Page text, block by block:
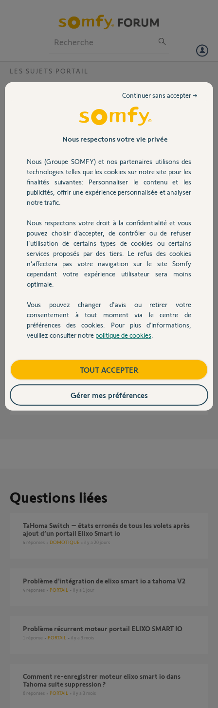
Volet
Sécurité
Domotique
Chauffage
Autres produits
Devis avec un pro
Contact
LES SUJETS PORTAIL
Réouverture intempestive portail élixo
Depuis notre retour de vacances notre portail se réouvre en fin de
fermeture à chaque fois que nous le commandons par TaHoma ou
soucis.
Pourrais je avoir de l’aide ?
Merci,
il y a presque 2 ans
Participer au fil de discussion
Réponses
Bonjour Manon,
Généralement, ce problème intervient lorsqu'il y a des insectes ou autres
à l'intérieures de vos cellules photo-électriques. Je vous invite donc à
vérifier l'état de propreté de ces éléments.
boitier électronique, le code défaut qui apparait.
Quentin B. il y a presque 2 ans
Questions liées
TaHoma Switch – états erronés de tous les volets après
ajout d’un portail Elixo Smart io
4 réponses DOMOTIQUE il y a 20 jours
Problème d'intégration de elixo smart io a tahoma V2
4 réponses PORTAIL il y a 1 jour
Problème récurrent moteur portail ELIXO SMART IO
1 réponse PORTAIL il y a 3 mois
Comment re-enregistrer moteur elixo smart io dans
Tahoma suite suppression ?
6 réponses PORTAIL il y a 3 mois
Nous respectons votre vie privée
Nous (Groupe SOMFY) et nos partenaires utilisons des
technologies telles que les cookies sur notre site pour les
finalités suivantes: Personnaliser le contenu et les
publicités, offrir une expérience personnalisée et analyser
notre trafic.
Nous respectons votre droit à la confidentialité et vous
pouvez choisir d’accepter, de contrôler ou de refuser
l'utilisation de certains types de cookies ou certains
services proposés par des tiers. Le refus des cookies
n’affectera pas votre navigation sur le site Somfy
cependant votre expérience utilisateur sera moins
optimale.
Vous pouvez changer d'avis ou retirer votre
consentement à tout moment via le centre de
préférences des cookies. Pour plus d’informations,
veuillez consulter notre politique de cookies
Continuer sans accepter →
TOUT ACCEPTER
Gérer mes préférences